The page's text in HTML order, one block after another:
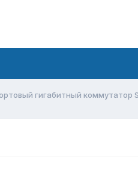
гигабитный коммутатор